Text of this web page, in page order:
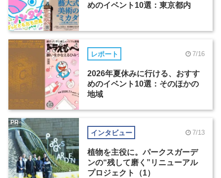
めのイベント10選：東京都内
レポート 7/16
2026年夏休みに行ける、おすす
めのイベント10選：そのほかの
地域
インタビュー 7/13
植物を主役に。パークスガーデ
ンの“残して磨く”リニューアル
プロジェクト（1）
PR